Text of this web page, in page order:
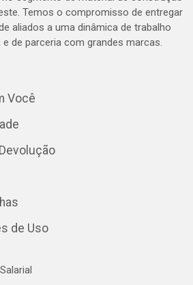
Temos o compromisso de entregar
aliados a uma dinâmica de trabalho
de parceria com grandes marcas.
Você
de Uso